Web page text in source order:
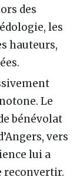
des
les
hauteurs,
Le
bénévolat
vers
lui a
reconvertir.